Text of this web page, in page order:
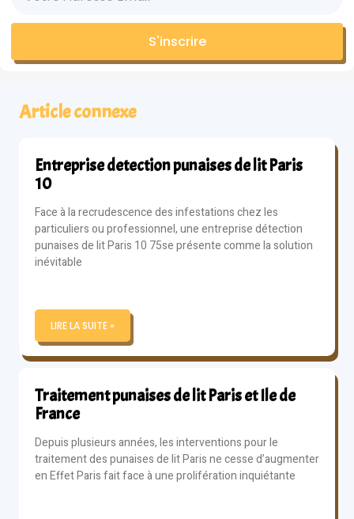
S'inscrire
Article connexe
Entreprise detection punaises de lit Paris
10
Face à la recrudescence des infestations chez les
particuliers ou professionnel, une entreprise détection
punaises de lit Paris 10 75se présente comme la solution
inévitable
LIRE LA SUITE »
Traitement punaises de lit Paris et Ile de
France
Depuis plusieurs années, les interventions pour le
traitement des punaises de lit Paris ne cesse d’augmenter
en Effet Paris fait face à une prolifération inquiétante